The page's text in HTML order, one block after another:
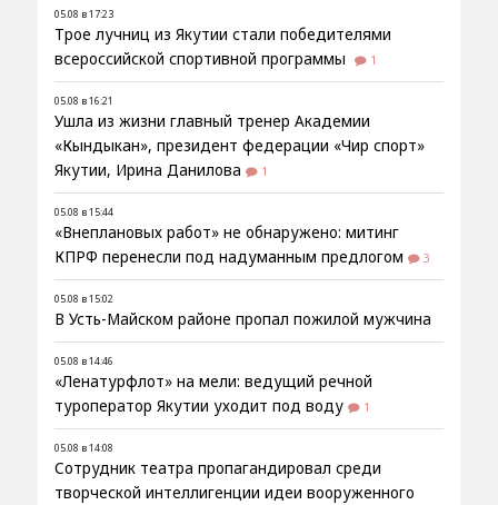
05.08 в 17:23
Трое лучниц из Якутии стали победителями
всероссийской спортивной программы
1
05.08 в 16:21
Ушла из жизни главный тренер Академии
«Кындыкан», президент федерации «Чир спорт»
Якутии, Ирина Данилова
1
05.08 в 15:44
«Внеплановых работ» не обнаружено: митинг
КПРФ перенесли под надуманным предлогом
3
05.08 в 15:02
В Усть-Майском районе пропал пожилой мужчина
05.08 в 14:46
«Ленатурфлот» на мели: ведущий речной
туроператор Якутии уходит под воду
1
05.08 в 14:08
Сотрудник театра пропагандировал среди
творческой интеллигенции идеи вооруженного